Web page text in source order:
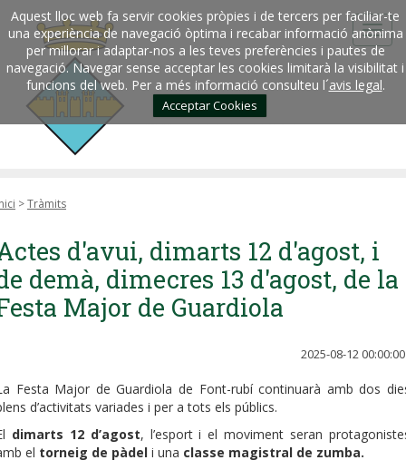
Aquest lloc web fa servir cookies pròpies i de tercers per faciliar-te
una experiència de navegació òptima i recabar informació anònima
per millorar i adaptar-nos a les teves preferències i pautes de
navegació. Navegar sense acceptar les cookies limitarà la visibilitat i
funcions del web. Per a més informació consulteu l´avis legal.
Acceptar Cookies
>Tràmits
d'avui, dimarts 12 d'agost, i
demà, dimecres 13 d'agost, de la
Major de Guardiola
2025-08-12 00:00:00
Festa Major de Guardiola de Font-rubí continuarà amb dos
d’activitats variades i per a tots els públics.
dimarts 12 d’agost, l’esport i el moviment seran
el torneig de pàdel i una classe magistral de zumba.